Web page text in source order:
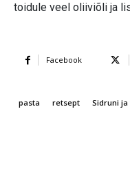
toidule veel oliiviõli ja
Facebook
pasta retsept Sidruni